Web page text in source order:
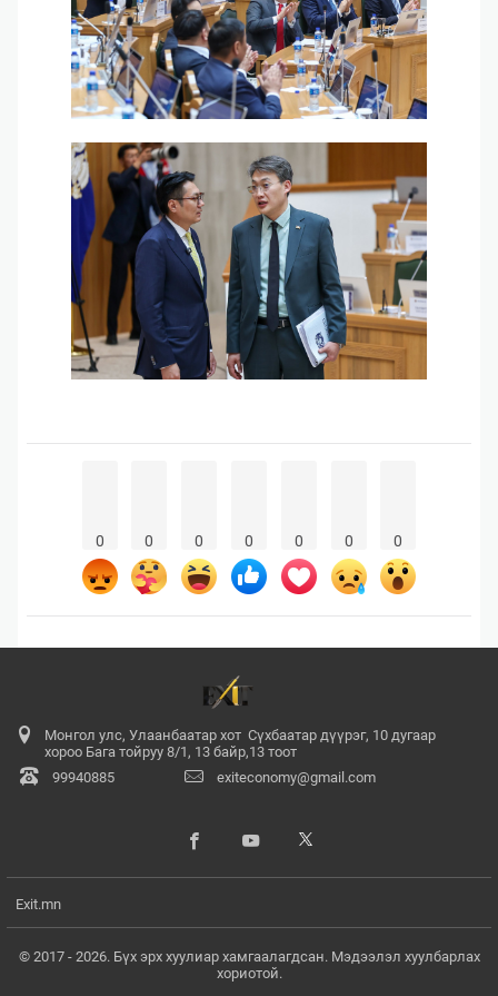
0 0 0 0 0 0 0
Монгол улс, Улаанбаатар хот Сүхбаатар дүүрэг, 10 дугаар
хороо Бага тойруу 8/1, 13 байр,13 тоот
99940885
exiteconomy@gmail.com
Exit.mn
© 2017 - 2026. Бүх эрх хуулиар хамгаалагдсан. Мэдээлэл хуулбарлах
хориотой.